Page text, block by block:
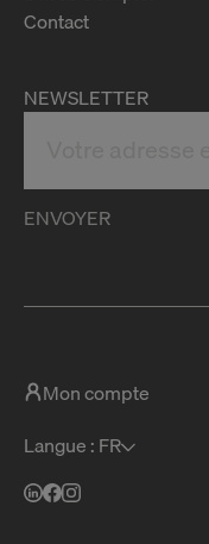
Contact
NEWSLETTER
ENVOYER
Mon compte
Langue : FR